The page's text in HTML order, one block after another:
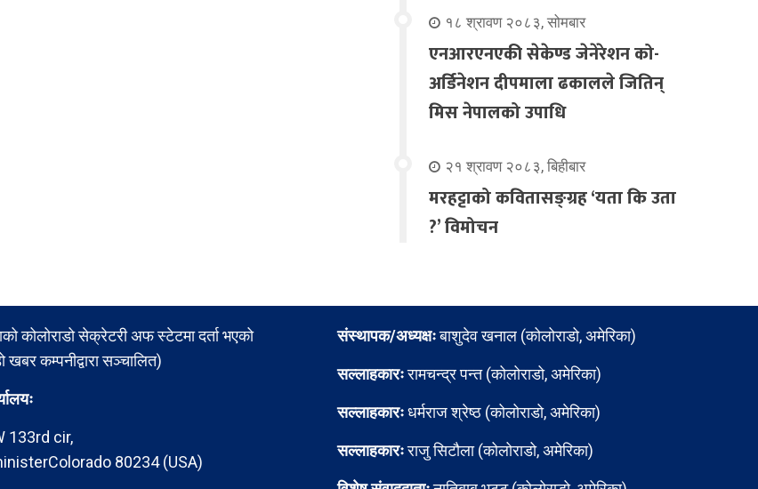
१८ श्रावण २०८३, सोमबार
एनआरएनएकी सेकेण्ड जेनेरेशन को-
अर्डिनेशन दीपमाला ढकालले जितिन्
मिस नेपालको उपाधि
२१ श्रावण २०८३, बिहीबार
मरहट्टाको कवितासङ्ग्रह ‘यता कि उता
?’ विमोचन
कोलोराडो सेक्रेटरी अफ स्टेटमा दर्ता भएको
खबर कम्पनीद्वारा सञ्चालित)
133rd cir,
80234 (USA)
संस्थापक/अध्यक्षःबाशुदेव खनाल (कोलोराडो, अमेरिका)
सल्लाहकारःरामचन्द्र पन्त (कोलोराडो, अमेरिका)
सल्लाहकारःधर्मराज श्रेष्ठ (कोलोराडो, अमेरिका)
सल्लाहकारःराजु सिटौला (कोलोराडो, अमेरिका)